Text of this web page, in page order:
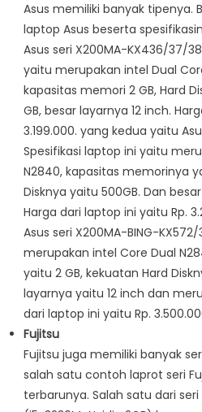
Asus memiliki banyak tipenya.
laptop Asus beserta
Asus seri X200MA-KX436/37/
yaitu merupakan intel Dual
kapasitas memori 2 GB, Hard
GB, besar layarnya 12 inch.
3.199.000. yang kedua yaitu
Spesifikasi laptop ini yaitu
N2840, kapasitas memorinya
Disknya yaitu 500GB. Dan
Harga dari laptop ini yaitu Rp.
Asus seri X200MA-BING-
merupakan intel Core Dual
yaitu 2 GB, kekuatan Hard
layarnya yaitu 12 inch dan
dari laptop ini yaitu Rp.
Fujitsu
Fujitsu juga memiliki banyak
salah satu contoh laprot seri
terbarunya. Salah satu dari seri